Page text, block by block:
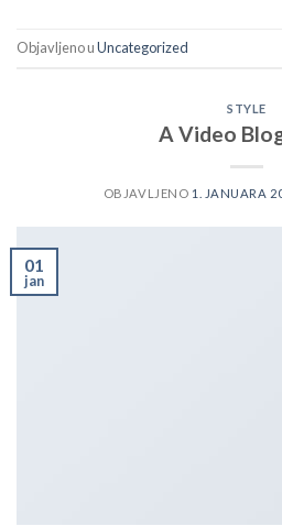
Objavljeno uUncategorized
STYLE
A Video
OBJAVLJENO 1. JANUARA
01
jan